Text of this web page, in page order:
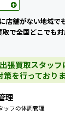
店舗がない地域で
で全国どこでも対
張買取スタッフ
策を行っており
理
ッフの体調管理